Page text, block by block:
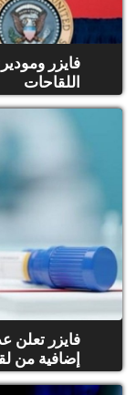
فايزر
اللقاحات
فايزر تعلن
إضافية من